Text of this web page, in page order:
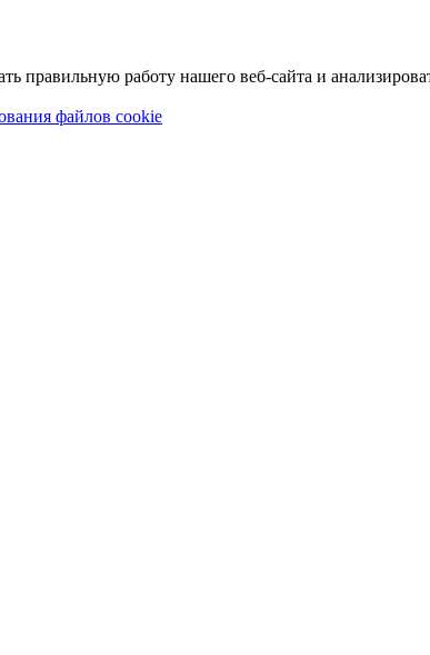
правильную работу нашего веб-сайта и
файлов cookie